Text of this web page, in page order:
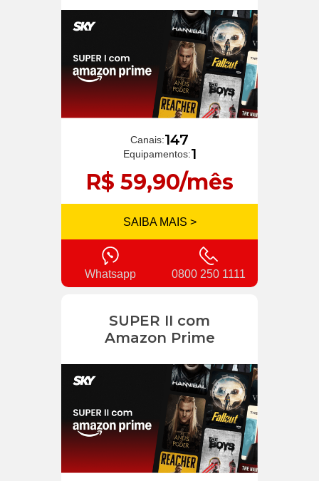
Canais:147
Equipamentos:1
R$ 59,90/mês
SAIBA MAIS >
Whatsapp 0800 250 1111
SUPER II com
Amazon Prime